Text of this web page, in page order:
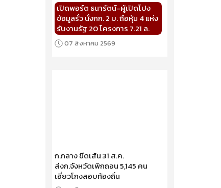
เปิดพอร์ต ธนารัตน์-ผู้เปิดโปง
ข้อมูลรั่ว นั่งกก. 2 บ. ถือหุ้น 4 แห่ง
รับงานรัฐ 20 โครงการ 7.21 ล.
07 สิงหาคม 2569
ก.กลาง ขีดเส้น 31 ส.ค.
ส่งก.จังหวัดเพิกถอน 5,145 คน
เอี่ยวโกงสอบท้องถิ่น